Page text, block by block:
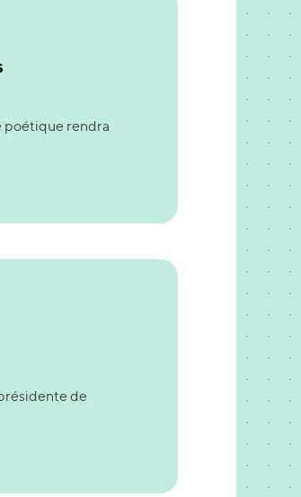
poétique rendra
de